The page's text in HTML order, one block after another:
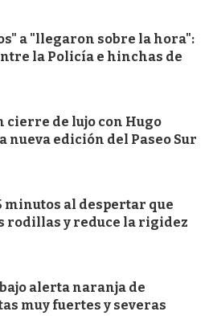
a "llegaron sobre la hora":
la Policía e hinchas de
cierre de lujo con Hugo
nueva edición del Paseo Sur
minutos al despertar que
rodillas y reduce la rigidez
alerta naranja de
muy fuertes y severas